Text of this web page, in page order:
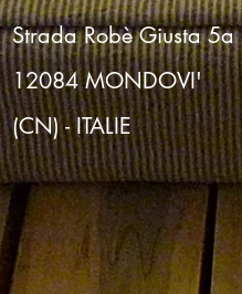
Strada Robè Giusta 5a
12084 MONDOVI'
(CN) - ITALIE